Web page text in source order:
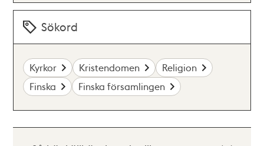
Sökord
Kyrkor Kristendomen
Religion
Finska
Finska församlingen